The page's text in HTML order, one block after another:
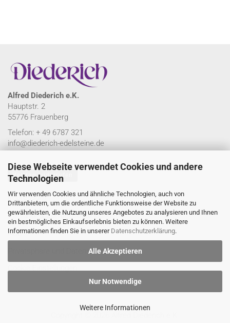
Diese Webseite verwendet Cookies und andere
Technologien
Wir verwenden Cookies und ähnliche Technologien, auch von
Drittanbietern, um die ordentliche Funktionsweise der Website zu
gewährleisten, die Nutzung unseres Angebotes zu analysieren und Ihnen
ein bestmögliches Einkaufserlebnis bieten zu können. Weitere
Informationen finden Sie in unserer Datenschutzerklärung.
Alle Akzeptieren
Nur Notwendige
Weitere Informationen
Alfred Diederich e.K.
Hauptstr. 2
55776 Frauenberg
Telefon: + 49 6787 321
info@diederich-edelsteine.de
Vertrag widerrufen
Impressum
Versand- & Zahlungsbedingungen
AGB
Privatsphäre und Datenschutz